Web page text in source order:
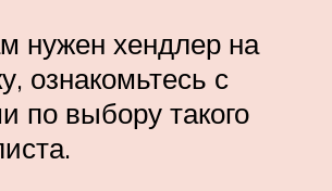
нужен хендлер на
ознакомьтесь с
по выбору такого